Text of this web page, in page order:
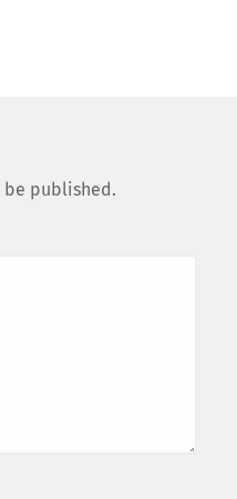
published.